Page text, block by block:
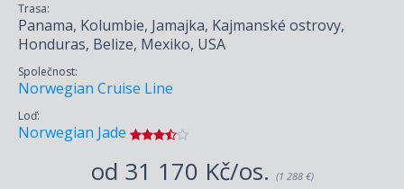
Trasa:
Panama, Kolumbie, Jamajka, Kajmanské ostrovy,
Honduras, Belize, Mexiko, USA
Společnost:
Norwegian Cruise Line
Loď:
Norwegian Jade
od 31 170 Kč/os. (1 288 €)